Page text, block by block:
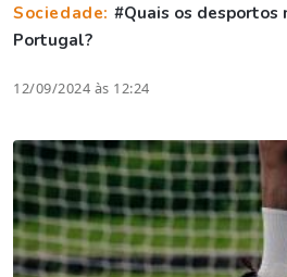
Sociedade: #Quais os desportos
Portugal?
12/09/2024 às 12:24